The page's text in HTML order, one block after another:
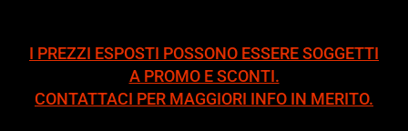
I PREZZI ESPOSTI POSSONO ESSERE SOGGETTI
A PROMO E SCONTI.
CONTATTACI PER MAGGIORI INFO IN MERITO.